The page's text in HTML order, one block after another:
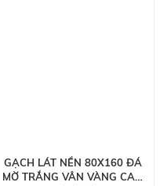
GẠCH LÁT NỀN 80X160 ĐÁ
MỜ TRẮNG VÂN VÀNG CAO